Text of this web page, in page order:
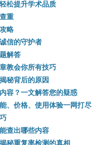
松提升学术品质
重
略
信的守护者
解答
教会你所有技巧
秘背后的原因
容？一文解答您的疑惑
、价格、使用体验一网打尽
查出哪些内容
秘重复率检测的真相